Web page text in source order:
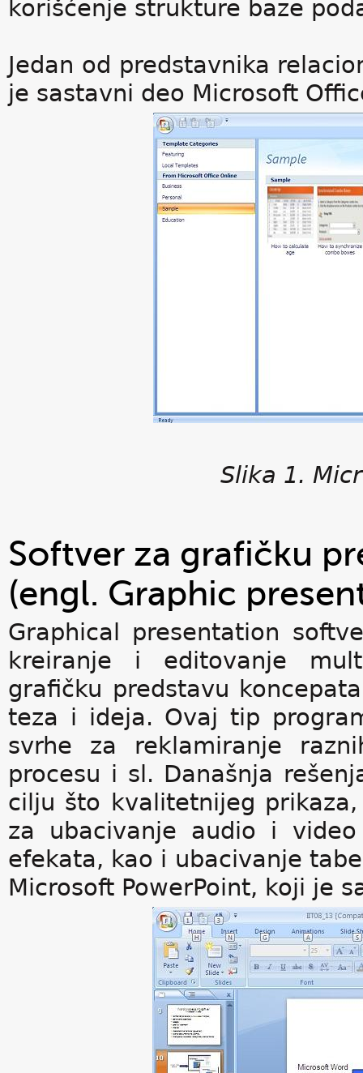
korišćenje strukture baze
Jedan od predstavnika
je sastavni deo Microsoft
Slika 1.
Softver za grafičku
(engl. Graphic
Graphical presentation
kreiranje i editovanje
grafičku predstavu
teza i ideja. Ovaj tip
svrhe za reklamiranje
procesu i sl. Današnja
cilju što kvalitetnijeg
za ubacivanje audio i
efekata, kao i ubacivanje
Microsoft PowerPoint, koji je